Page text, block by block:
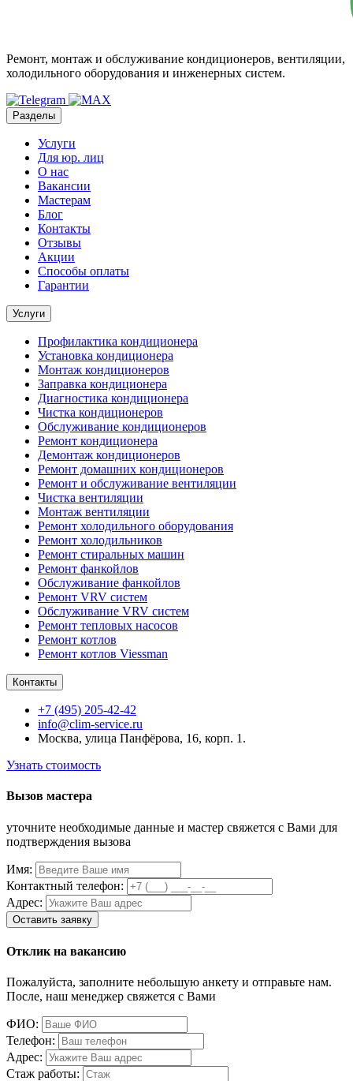
Ремонт, монтаж и обслуживание кондиционеров, вентиляции,
холодильного оборудования и инженерных систем.
Разделы
Услуги
Для юр. лиц
О нас
Вакансии
Мастерам
Блог
Контакты
Отзывы
Акции
Способы оплаты
Гарантии
Услуги
Профилактика кондиционера
Установка кондиционера
Монтаж кондиционеров
Заправка кондиционера
Диагностика кондиционера
Чистка кондиционеров
Обслуживание кондиционеров
Ремонт кондиционера
Демонтаж кондиционеров
Ремонт домашних кондиционеров
Ремонт и обслуживание вентиляции
Чистка вентиляции
Монтаж вентиляции
Ремонт холодильного оборудования
Ремонт холодильников
Ремонт стиральных машин
Ремонт фанкойлов
Обслуживание фанкойлов
Ремонт VRV систем
Обслуживание VRV систем
Ремонт тепловых насосов
Ремонт котлов
Ремонт котлов Viessman
Контакты
+7 (495) 205-42-42
info@clim-service.ru
Москва, улица Панфёрова, 16, корп. 1.
Узнать стоимость
Вызов мастера
уточните необходимые данные и мастер свяжется с Вами для
подтверждения вызова
Имя:
Контактный телефон:
Адрес:
Отклик на вакансию
Пожалуйста, заполните небольшую анкету и отправьте нам.
После, наш менеджер свяжется с Вами
ФИО:
Телефон:
Адрес:
Стаж работы: